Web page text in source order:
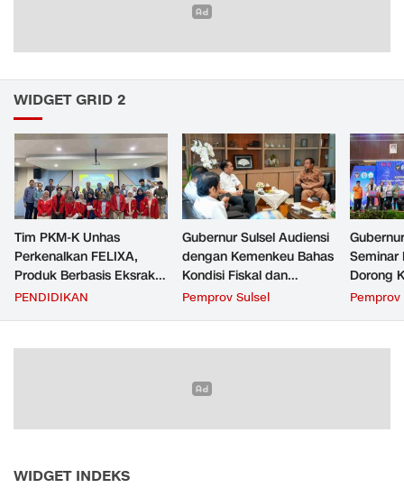
WIDGET GRID 2
Tim PKM-K Unhas
Perkenalkan FELIXA,
Produk Berbasis Eksrak
Buah Pare untuk
PENDIDIKAN
Gubernur Sulsel Audiensi
dengan Kemenkeu Bahas
Kondisi Fiskal dan
Transfer Keuangan
Pemprov Sulsel
Seminar
Dorong
Beri
Pemprov
WIDGET INDEKS